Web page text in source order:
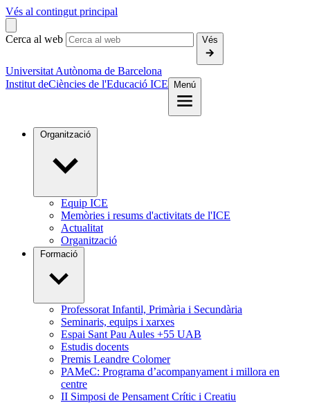
Vés al contingut principal
Cerca al web Vés
Universitat Autònoma de Barcelona
Institut deCiències de l'Educació ICE Menú
Organització
Equip ICE
Memòries i resums d'activitats de l'ICE
Actualitat
Organització
Formació
Professorat Infantil, Primària i Secundària
Seminaris, equips i xarxes
Espai Sant Pau Aules +55 UAB
Estudis docents
Premis Leandre Colomer
PAMeC: Programa d’acompanyament i millora en
centre
II Simposi de Pensament Crític i Creatiu